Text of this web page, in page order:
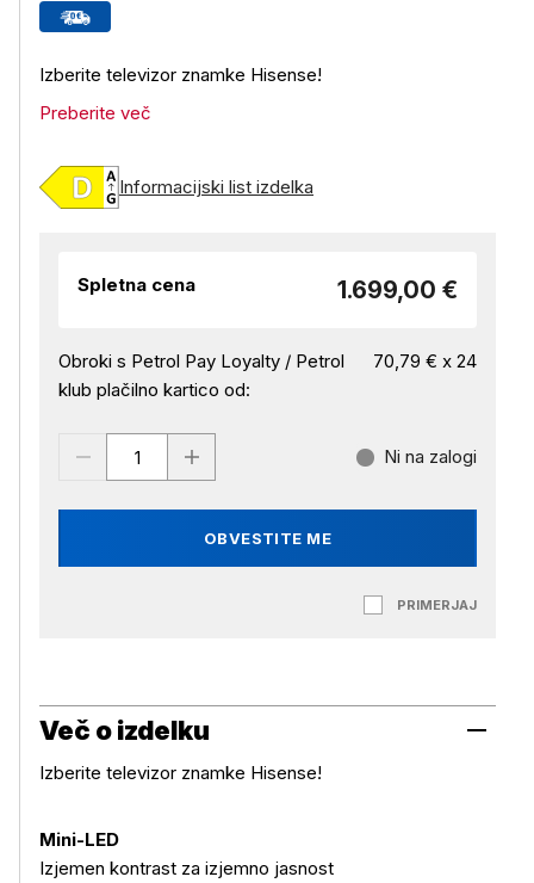
Izberite televizor znamke Hisense!
Preberite več
Informacijski list izdelka
Spletna cena 1.699,00 €
Obroki s Petrol Pay Loyalty / Petrol
klub plačilno kartico od:
70,79 € x 24
OBVESTITE ME
Ni na zalogi
PRIMERJAJ
Več o izdelku
Izberite televizor znamke Hisense!
Mini-LED
Izjemen kontrast za izjemno jasnost